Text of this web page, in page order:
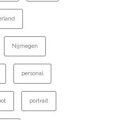
Nijmegen
personal
portrait